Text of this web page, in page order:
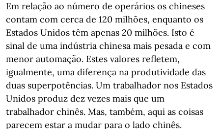
Em relação ao número de operários os chineses
contam com cerca de 120 milhões, enquanto os
Estados Unidos têm apenas 20 milhões. Isto é
sinal de uma indústria chinesa mais pesada e com
menor automação. Estes valores refletem,
igualmente, uma diferença na produtividade das
duas superpotências. Um trabalhador nos Estados
Unidos produz dez vezes mais que um
trabalhador chinês. Mas, também, aqui as coisas
parecem estar a mudar para o lado chinês.